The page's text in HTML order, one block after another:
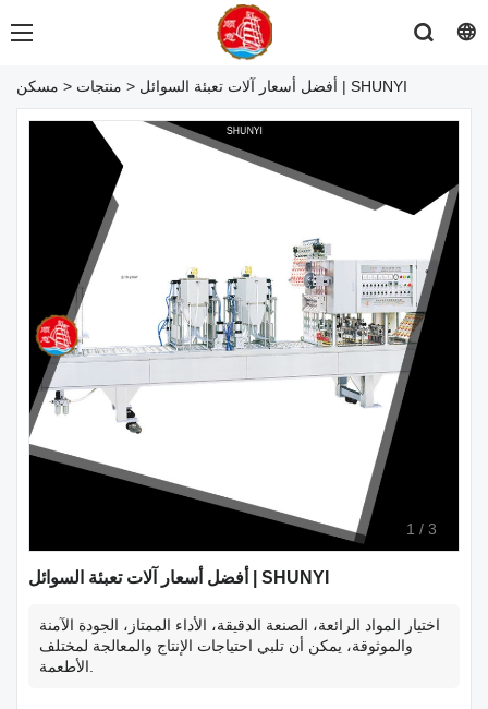
مسكن > منتجات > أفضل أسعار آلات تعبئة السوائل | SHUNYI
1 / 3
أفضل أسعار آلات تعبئة السوائل | SHUNYI
اختيار المواد الرائعة، الصنعة الدقيقة، الأداء الممتاز، الجودة الآمنة
والموثوقة، يمكن أن تلبي احتياجات الإنتاج والمعالجة لمختلف